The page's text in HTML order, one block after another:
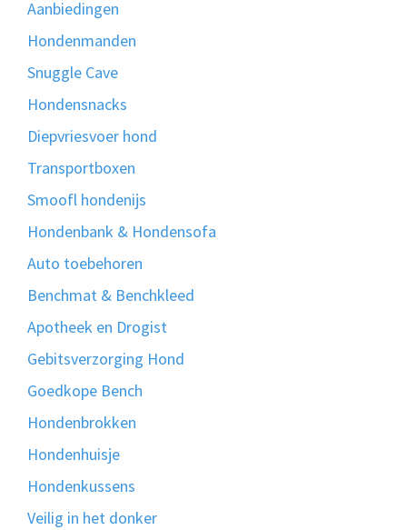
Aanbiedingen
Hondenmanden
Snuggle Cave
Hondensnacks
Diepvriesvoer hond
Transportboxen
Smoofl hondenijs
Hondenbank & Hondensofa
Auto toebehoren
Benchmat & Benchkleed
Apotheek en Drogist
Gebitsverzorging Hond
Goedkope Bench
Hondenbrokken
Hondenhuisje
Hondenkussens
Veilig in het donker